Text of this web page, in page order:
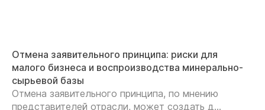
Отмена заявительного принципа: риски для
малого бизнеса и воспроизводства минерально-
сырьевой базы
Отмена заявительного принципа, по мнению
представителей отрасли, может создать д...